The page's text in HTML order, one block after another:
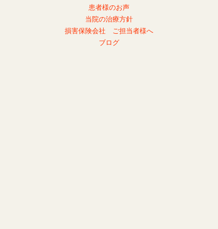
患者様のお声
当院の治療方針
損害保険会社 ご担当者様へ
ブログ